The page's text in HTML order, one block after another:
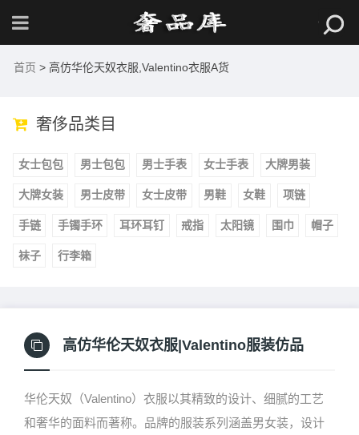
首页 > 高仿华伦天奴衣服,Valentino衣服A货
奢侈品类目
女士包包 男士包包 男士手表 女士手表 大牌男装
大牌女装 男士皮带 女士皮带 男鞋 女鞋 项链
手链 手镯手环 耳环耳钉 戒指 太阳镜 围巾 帽子
袜子 行李箱
高仿华伦天奴衣服|Valentino服装仿品
华伦天奴（Valentino）衣服以其精致的设计、细腻的工艺
和奢华的面料而著称。品牌的服装系列涵盖男女装，设计